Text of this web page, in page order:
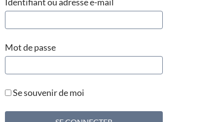
Mot de passe
Se souvenir de moi